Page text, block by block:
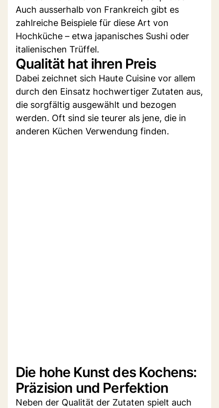
Auch ausserhalb von Frankreich gibt es
zahlreiche Beispiele für diese Art von
Hochküche – etwa japanisches Sushi oder
italienischen Trüffel.
Qualität hat ihren Preis
Dabei zeichnet sich Haute Cuisine vor allem
durch den Einsatz hochwertiger Zutaten aus,
die sorgfältig ausgewählt und bezogen
werden. Oft sind sie teurer als jene, die in
anderen Küchen Verwendung finden.
Die hohe Kunst des Kochens:
Präzision und Perfektion
Neben der Qualität der Zutaten spielt auch